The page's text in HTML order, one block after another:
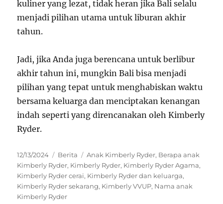
kuliner yang lezat, tidak heran jika Bali selalu
menjadi pilihan utama untuk liburan akhir
tahun.
Jadi, jika Anda juga berencana untuk berlibur
akhir tahun ini, mungkin Bali bisa menjadi
pilihan yang tepat untuk menghabiskan waktu
bersama keluarga dan menciptakan kenangan
indah seperti yang direncanakan oleh Kimberly
Ryder.
Posted
on
12/13/2024 Categories
Berita Tags
Anak Kimberly Ryder, Berapa anak
Kimberly Ryder, Kimberly Ryder, Kimberly Ryder Agama,
Kimberly Ryder cerai, Kimberly Ryder dan keluarga,
Kimberly Ryder sekarang, Kimberly VVUP, Nama anak
Kimberly Ryder